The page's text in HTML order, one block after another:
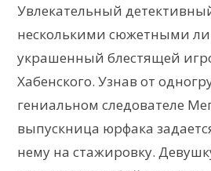
Увлекательный
несколькими сюжетными
украшенный блестящей
Хабенского. Узнав от
гениальном следователе
выпускница юрфака
нему на стажировку.